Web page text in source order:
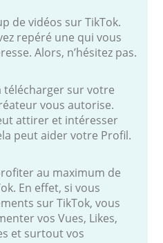
de vidéos sur TikTok.
repéré une qui vous
Alors, n’hésitez pas.
télécharger sur votre
vous autorise.
attirer et intéresser
peut aider votre Profil.
au maximum de
En effet, si vous
sur TikTok, vous
vos Vues, Likes,
et surtout vos